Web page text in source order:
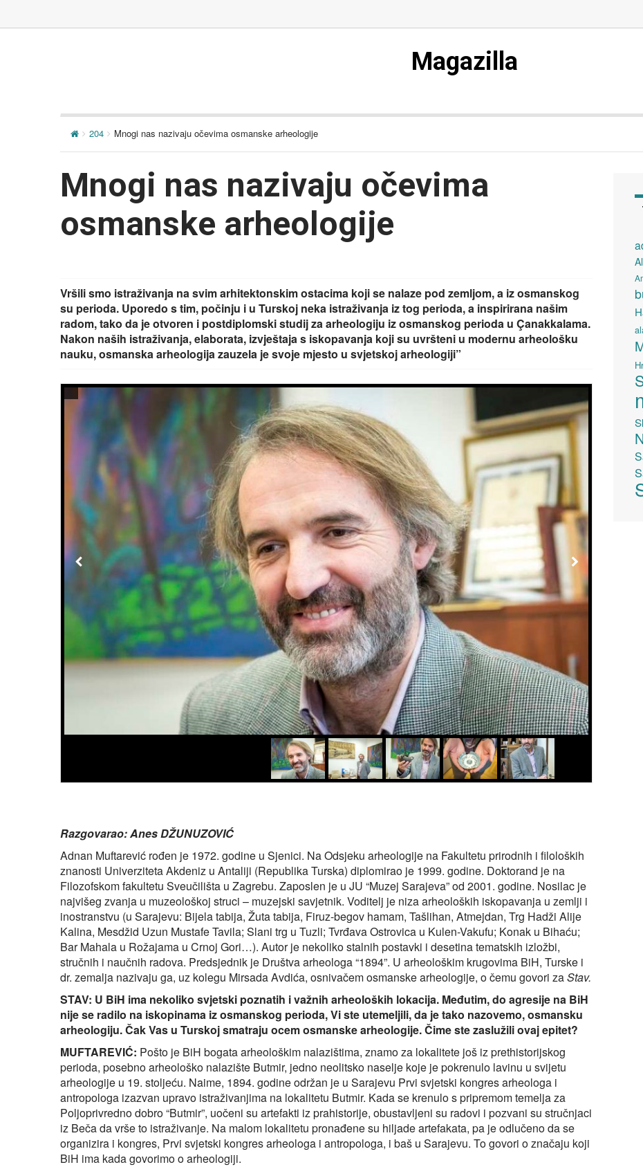
Magazilla
204 Mnogi nas nazivaju očevima osmanske arheologije
Mnogi nas nazivaju očevima
osmanske arheologije
Vršili smo istraživanja na svim arhitektonskim ostacima koji se nalaze pod zemljom, a iz osmanskog
su perioda. Uporedo s tim, počinju i u Turskoj neka istraživanja iz tog perioda, a inspirirana našim
radom, tako da je otvoren i postdiplomski studij za arheologiju iz osmanskog perioda u Çanakkalama.
Nakon naših istraživanja, elaborata, izvještaja s iskopavanja koji su uvršteni u modernu arheološku
nauku, osmanska arheologija zauzela je svoje mjesto u svjetskoj arheologiji”
Razgovarao: Anes DŽUNUZOVIĆ
Adnan Muftarević rođen je 1972. godine u Sjenici. Na Odsjeku arheologije na Fakultetu prirodnih i filoloških
znanosti Univerziteta Akdeniz u Antaliji (Republika Turska) diplomirao je 1999. godine. Doktorand je na
Filozofskom fakultetu Sveučilišta u Zagrebu. Zaposlen je u JU “Muzej Sarajeva” od 2001. godine. Nosilac je
najvišeg zvanja u muzeološkoj struci – muzejski savjetnik. Voditelj je niza arheoloških iskopavanja u zemlji i
inostranstvu (u Sarajevu: Bijela tabija, Žuta tabija, Firuz-begov hamam, Tašlihan, Atmejdan, Trg Hadži Alije
Kalina, Mesdžid Uzun Mustafe Tavila; Slani trg u Tuzli; Tvrđava Ostrovica u Kulen-Vakufu; Konak u Bihaću;
Bar Mahala u Rožajama u Crnoj Gori…). Autor je nekoliko stalnih postavki i desetina tematskih izložbi,
stručnih i naučnih radova. Predsjednik je Društva arheologa “1894”. U arheološkim krugovima BiH, Turske i
dr. zemalja nazivaju ga, uz kolegu Mirsada Avdića, osnivačem osmanske arheologije, o čemu govori zaStav.
STAV: U BiH ima nekoliko svjetski poznatih i važnih arheoloških lokacija. Međutim, do agresije na BiH
nije se radilo na iskopinama iz osmanskog perioda, Vi ste utemeljili, da je tako nazovemo, osmansku
arheologiju. Čak Vas u Turskoj smatraju ocem osmanske arheologije. Čime ste zaslužili ovaj epitet?
MUFTAREVIĆ: Pošto je BiH bogata arheološkim nalazištima, znamo za lokalitete još iz prethistorijskog
perioda, posebno arheološko nalazište Butmir, jedno neolitsko naselje koje je pokrenulo lavinu u svijetu
arheologije u 19. stoljeću. Naime, 1894. godine održan je u Sarajevu Prvi svjetski kongres arheologa i
antropologa izazvan upravo istraživanjima na lokalitetu Butmir. Kada se krenulo s pripremom temelja za
Poljoprivredno dobro “Butmir”, uočeni su artefakti iz prahistorije, obustavljeni su radovi i pozvani su stručnjaci
iz Beča da vrše to istraživanje. Na malom lokalitetu pronađene su hiljade artefakata, pa je odlučeno da se
organizira i kongres, Prvi svjetski kongres arheologa i antropologa, i baš u Sarajevu. To govori o značaju koji
BiH ima kada govorimo o arheologiji.